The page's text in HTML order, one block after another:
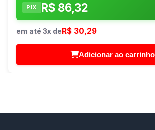
PIX R$ 86,32
em até 3x deR$ 30,29
Adicionar ao carrinho